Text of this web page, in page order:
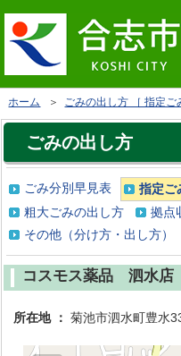
ホーム ＞ ごみの出し方 ［ 指定ご
ごみの出し方
ごみ分別早見表 指定ご
粗大ごみの出し方
拠点
その他（分け方・出し方）
コスモス薬品 泗水店
所在地 ：菊池市泗水町豊水